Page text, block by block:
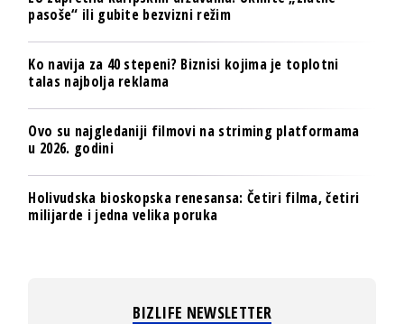
pasoše“ ili gubite bezvizni režim
Ko navija za 40 stepeni? Biznisi kojima je toplotni
talas najbolja reklama
Ovo su najgledaniji filmovi na striming platformama
u 2026. godini
Holivudska bioskopska renesansa: Četiri filma, četiri
milijarde i jedna velika poruka
BIZLIFE NEWSLETTER